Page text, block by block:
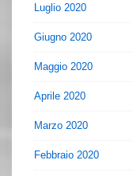
Luglio 2020
Giugno 2020
Maggio 2020
Aprile 2020
Marzo 2020
Febbraio 2020